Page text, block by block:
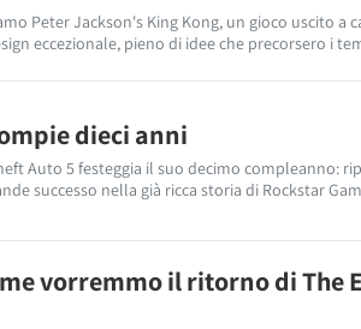
Peter Jackson's King Kong, un gioco uscito a
eccezionale, pieno di idee che precorsero i
dieci anni
Auto 5 festeggia il suo decimo compleanno:
successo nella già ricca storia di Rockstar
vorremmo il ritorno di The